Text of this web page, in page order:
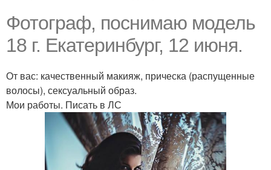
Фотограф, поснимаю модель
18 г. Екатеринбург, 12 июня.
От вас: качественный макияж, прическа (распущенные
волосы), сексуальный образ.
Мои работы. Писать в ЛС